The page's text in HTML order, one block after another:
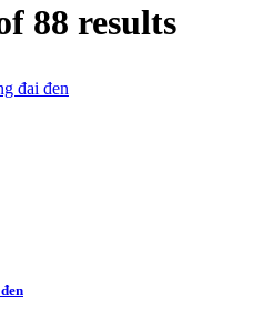
88 results